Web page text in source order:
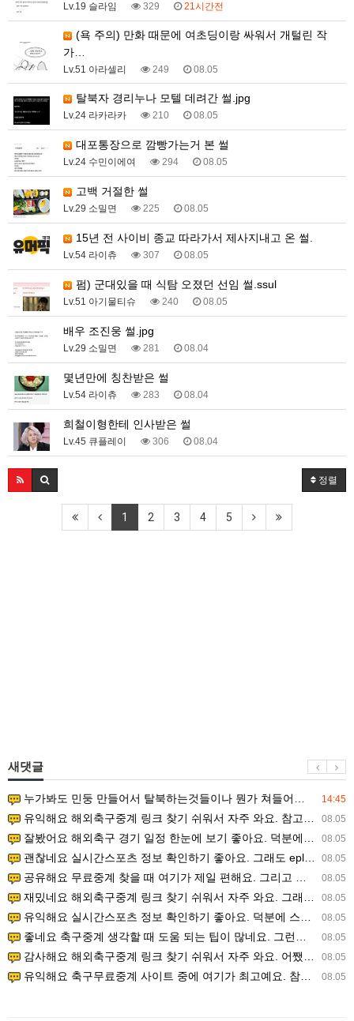
Lv.19 슬라임 329 21시간전
가…
Lv.51 아라셀리 249 08.05
탈북자 경리누나 모텔 데려간 썰.jpg
Lv.24 라카라카 210 08.05
대포통장으로 깜빵가는거 본 썰
Lv.24 수민이에여 294 08.05
고백 거절한 썰
Lv.29 소밀면 225 08.05
15년 전 사이비 종교 따라가서 제사지내고 온 썰.
Lv.54 라이츄 307 08.05
펌) 군대있을 때 식탐 오졌던 선임 썰.ssul
Lv.51 아기물티슈 240 08.05
배우 조진웅 썰.jpg
Lv.29 소밀면 281 08.04
몇년만에 칭찬받은 썰
Lv.54 라이츄 283 08.04
희철이형한테 인사받은 썰
Lv.45 큐플레이 306 08.04
정렬
1 2 3 4 5
새댓글
14:45
누가봐도 민둥 만들어서 탈북하는것들이나 뭔가 쳐들어오는 낌새를 미리 알아차리기 위함이지 저걸 전쟁준비라고 하…
08.05
유익해요 해외축구중계 링크 찾기 쉬워서 자주 와요. 참고로 무료스포츠중계 정보 확인할 때 출처 꼭 체크해요.…
08.05
잘봤어요 해외축구 경기 일정 한눈에 보기 좋아요. 덕분에 epl중계 볼 때 공식 중계 채널 먼저 찾아봐요. …
08.05
괜찮네요 실시간스포츠 정보 확인하기 좋아요. 그래도 epl중계 볼 때 공식 중계 채널 먼저 찾아봐요. 북마크…
08.05
공유해요 무료중계 찾을 때 여기가 제일 편해요. 그리고 무료스포츠중계 정보 확인할 때 출처 꼭 체크해요. 앞…
08.05
재밌네요 해외축구중계 링크 찾기 쉬워서 자주 와요. 그래서 해외축구중계도 정식 서비스로 봐야 안전해요. 다음…
08.05
유익해요 실시간스포츠 정보 확인하기 좋아요. 덕분에 스포츠중계는 합법적인 경로로만 시청하려 해요. 좋은 정보…
08.05
좋네요 축구중계 생각할 때 도움 되는 팁이 많네요. 그런데 해외축구중계도 정식 서비스로 봐야 안전해요. 다음…
08.05
감사해요 해외축구중계 링크 찾기 쉬워서 자주 와요. 어쨌든 축구무료중계도 합법적인 곳에서 봐야 마음 편해요.…
08.05
유익해요 축구무료중계 사이트 중에 여기가 최고예요. 참고로 축구무료중계도 합법적인 곳에서 봐야 마음 편해요.…